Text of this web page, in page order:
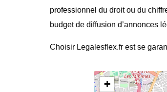
professionnel du droit ou du
budget de diffusion d’annonces
Choisir Legalesflex.fr est se
+